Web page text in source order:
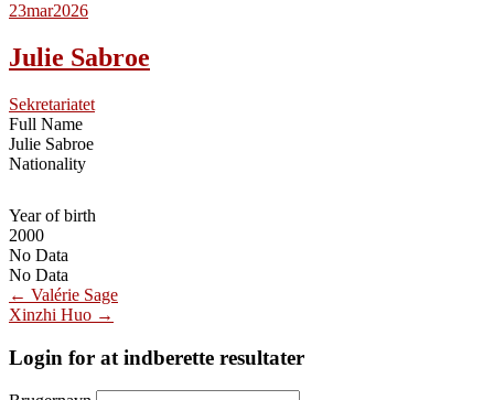
23mar2026
Julie Sabroe
Sekretariatet
Full Name
Julie Sabroe
Nationality
Year of birth
2000
No Data
No Data
Post
navigation
← Valérie Sage
Xinzhi Huo →
Login for at indberette resultater